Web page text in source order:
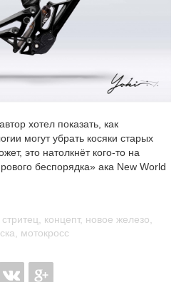
хотел показать, как
могут убрать косяки старых
это натолкнёт кого-то на
беспорядка» ака New World
стритец, концепт, новое железо,
, мотокросс